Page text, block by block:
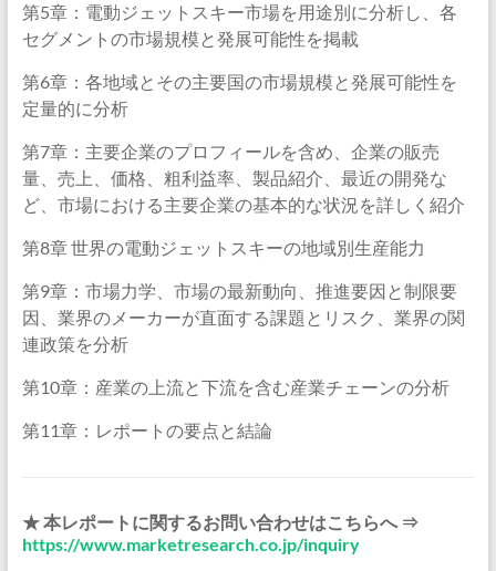
第5章：電動ジェットスキー市場を用途別に分析し、各
セグメントの市場規模と発展可能性を掲載
第6章：各地域とその主要国の市場規模と発展可能性を
定量的に分析
第7章：主要企業のプロフィールを含め、企業の販売
量、売上、価格、粗利益率、製品紹介、最近の開発な
ど、市場における主要企業の基本的な状況を詳しく紹介
第8章 世界の電動ジェットスキーの地域別生産能力
第9章：市場力学、市場の最新動向、推進要因と制限要
因、業界のメーカーが直面する課題とリスク、業界の関
連政策を分析
第10章：産業の上流と下流を含む産業チェーンの分析
第11章：レポートの要点と結論
★ 本レポートに関するお問い合わせはこちらへ ⇒
https://www.marketresearch.co.jp/inquiry